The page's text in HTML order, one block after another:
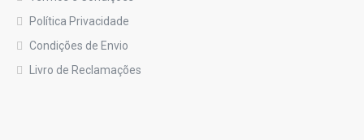
Política Privacidade
Condições de Envio
Livro de Reclamações